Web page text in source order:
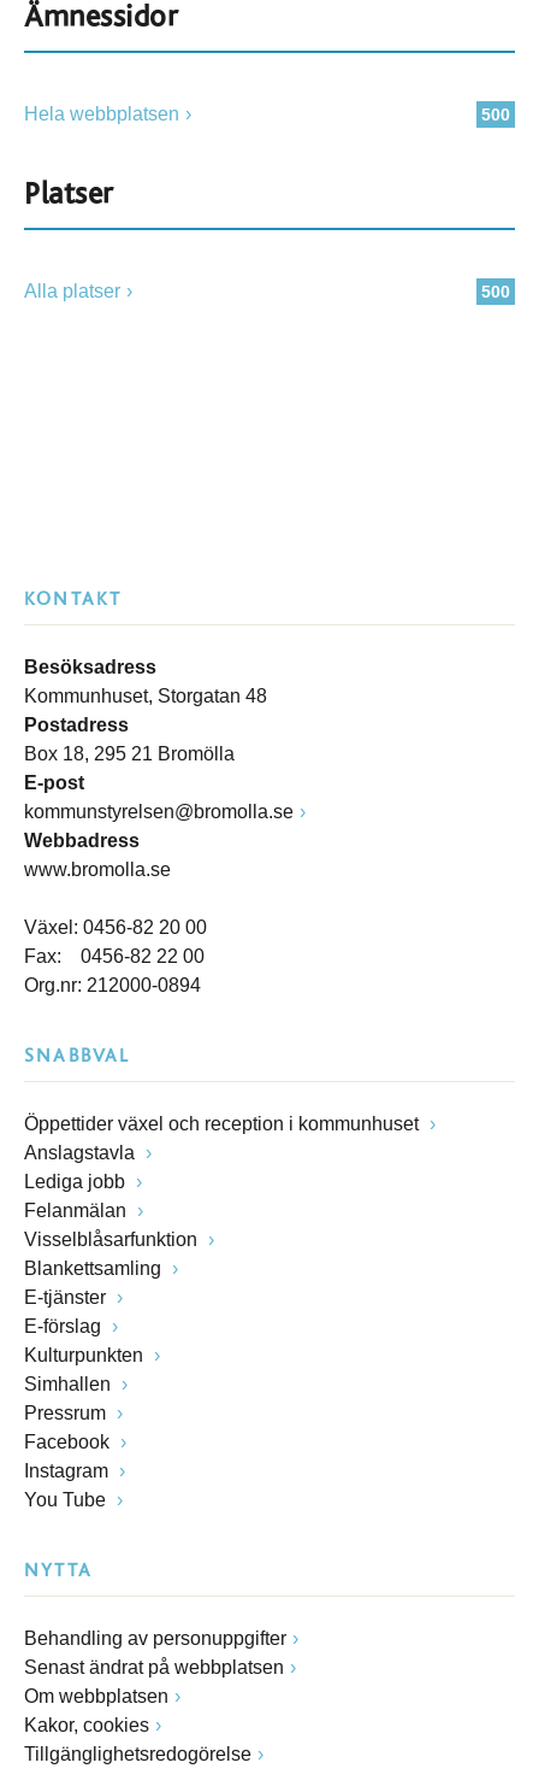
Ämnessidor
500
Hela webbplatsen
Platser
500
Alla platser
KONTAKT
Besöksadress
Kommunhuset, Storgatan 48
Postadress
Box 18, 295 21 Bromölla
E-post
kommunstyrelsen@bromolla.se
Webbadress
www.bromolla.se
Växel: 0456-82 20 00
Fax: 0456-82 22 00
Org.nr: 212000-0894
SNABBVAL
Öppettider växel och reception i kommunhuset
Anslagstavla
Lediga jobb
Felanmälan
Visselblåsarfunktion
Blankettsamling
E-tjänster
E-förslag
Kulturpunkten
Simhallen
Pressrum
Facebook
Instagram
You Tube
NYTTA
Behandling av personuppgifter
Senast ändrat på webbplatsen
Om webbplatsen
Kakor, cookies
Tillgänglighetsredogörelse